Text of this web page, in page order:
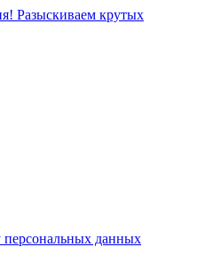
Разыскиваем крутых
персональных данных